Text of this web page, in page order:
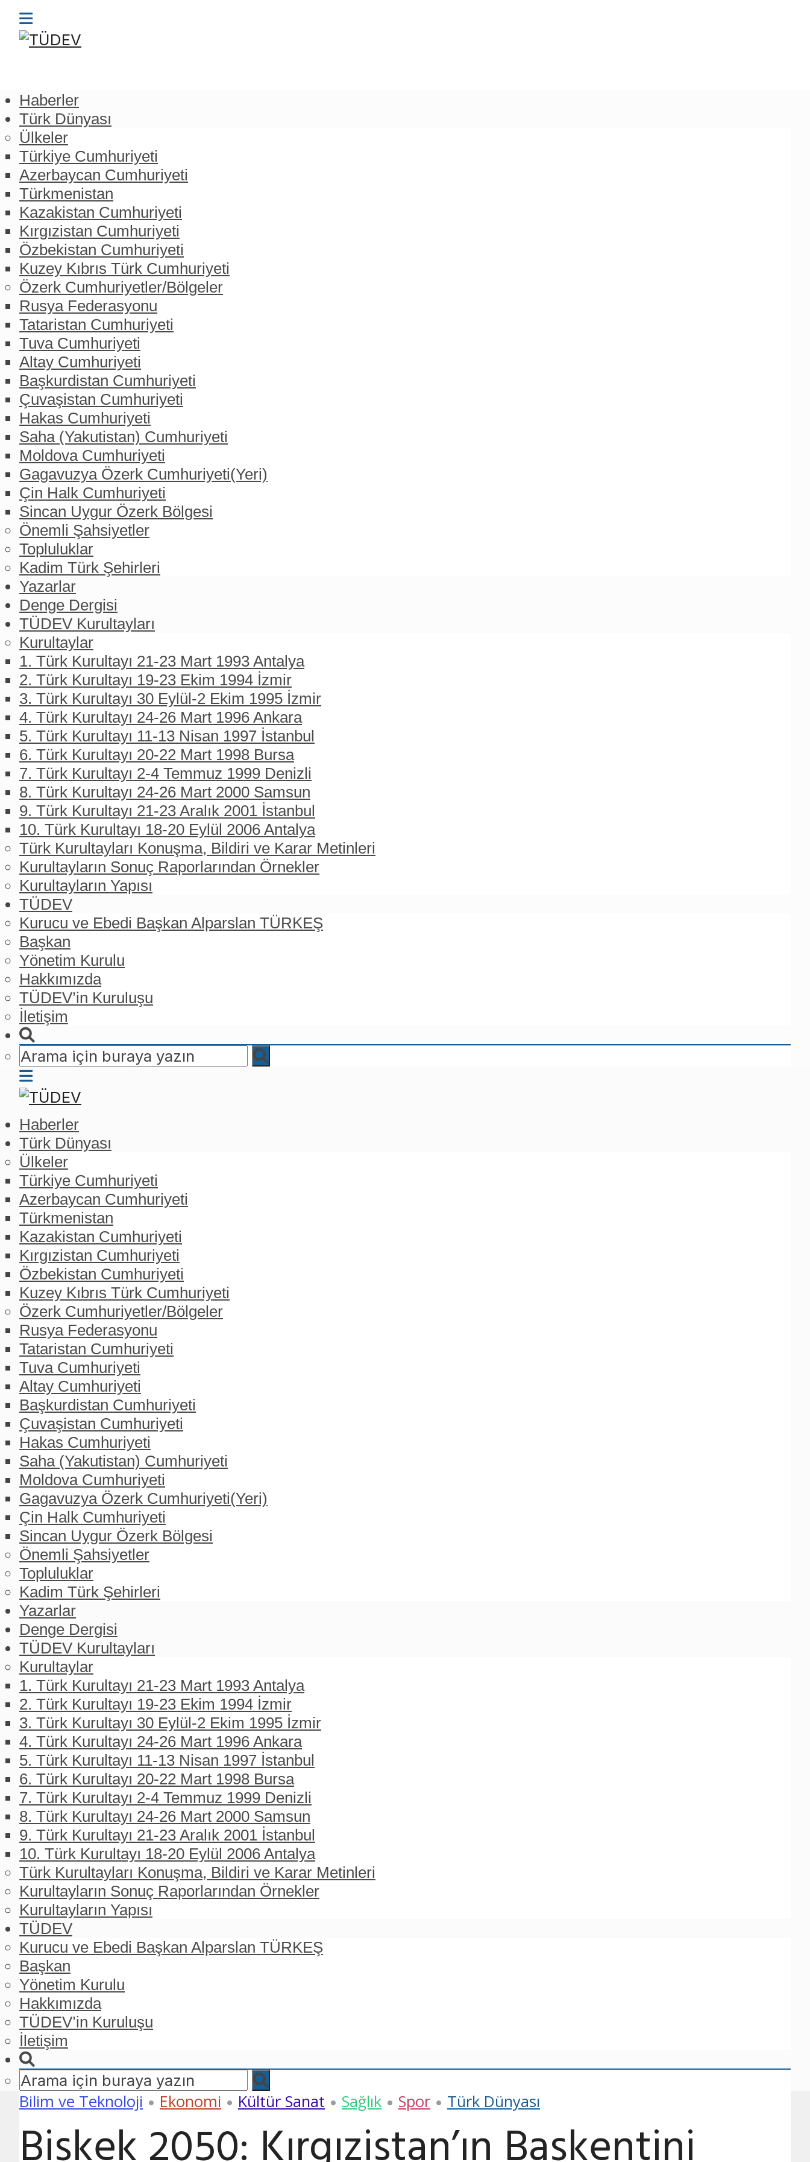
Haberler
Türk Dünyası
Ülkeler
Türkiye Cumhuriyeti
Azerbaycan Cumhuriyeti
Türkmenistan
Kazakistan Cumhuriyeti
Kırgızistan Cumhuriyeti
Özbekistan Cumhuriyeti
Kuzey Kıbrıs Türk Cumhuriyeti
Özerk Cumhuriyetler/Bölgeler
Rusya Federasyonu
Tataristan Cumhuriyeti
Tuva Cumhuriyeti
Altay Cumhuriyeti
Başkurdistan Cumhuriyeti
Çuvaşistan Cumhuriyeti
Hakas Cumhuriyeti
Saha (Yakutistan) Cumhuriyeti
Moldova Cumhuriyeti
Gagavuzya Özerk Cumhuriyeti(Yeri)
Çin Halk Cumhuriyeti
Sincan Uygur Özerk Bölgesi
Önemli Şahsiyetler
Topluluklar
Kadim Türk Şehirleri
Yazarlar
Denge Dergisi
TÜDEV Kurultayları
Kurultaylar
1. Türk Kurultayı 21-23 Mart 1993 Antalya
2. Türk Kurultayı 19-23 Ekim 1994 İzmir
3. Türk Kurultayı 30 Eylül-2 Ekim 1995 İzmir
4. Türk Kurultayı 24-26 Mart 1996 Ankara
5. Türk Kurultayı 11-13 Nisan 1997 İstanbul
6. Türk Kurultayı 20-22 Mart 1998 Bursa
7. Türk Kurultayı 2-4 Temmuz 1999 Denizli
8. Türk Kurultayı 24-26 Mart 2000 Samsun
9. Türk Kurultayı 21-23 Aralık 2001 İstanbul
10. Türk Kurultayı 18-20 Eylül 2006 Antalya
Türk Kurultayları Konuşma, Bildiri ve Karar Metinleri
Kurultayların Sonuç Raporlarından Örnekler
Kurultayların Yapısı
TÜDEV
Kurucu ve Ebedi Başkan Alparslan TÜRKEŞ
Başkan
Yönetim Kurulu
Hakkımızda
TÜDEV’in Kuruluşu
İletişim
Haberler
Türk Dünyası
Ülkeler
Türkiye Cumhuriyeti
Azerbaycan Cumhuriyeti
Türkmenistan
Kazakistan Cumhuriyeti
Kırgızistan Cumhuriyeti
Özbekistan Cumhuriyeti
Kuzey Kıbrıs Türk Cumhuriyeti
Özerk Cumhuriyetler/Bölgeler
Rusya Federasyonu
Tataristan Cumhuriyeti
Tuva Cumhuriyeti
Altay Cumhuriyeti
Başkurdistan Cumhuriyeti
Çuvaşistan Cumhuriyeti
Hakas Cumhuriyeti
Saha (Yakutistan) Cumhuriyeti
Moldova Cumhuriyeti
Gagavuzya Özerk Cumhuriyeti(Yeri)
Çin Halk Cumhuriyeti
Sincan Uygur Özerk Bölgesi
Önemli Şahsiyetler
Topluluklar
Kadim Türk Şehirleri
Yazarlar
Denge Dergisi
TÜDEV Kurultayları
Kurultaylar
1. Türk Kurultayı 21-23 Mart 1993 Antalya
2. Türk Kurultayı 19-23 Ekim 1994 İzmir
3. Türk Kurultayı 30 Eylül-2 Ekim 1995 İzmir
4. Türk Kurultayı 24-26 Mart 1996 Ankara
5. Türk Kurultayı 11-13 Nisan 1997 İstanbul
6. Türk Kurultayı 20-22 Mart 1998 Bursa
7. Türk Kurultayı 2-4 Temmuz 1999 Denizli
8. Türk Kurultayı 24-26 Mart 2000 Samsun
9. Türk Kurultayı 21-23 Aralık 2001 İstanbul
10. Türk Kurultayı 18-20 Eylül 2006 Antalya
Türk Kurultayları Konuşma, Bildiri ve Karar Metinleri
Kurultayların Sonuç Raporlarından Örnekler
Kurultayların Yapısı
TÜDEV
Kurucu ve Ebedi Başkan Alparslan TÜRKEŞ
Başkan
Yönetim Kurulu
Hakkımızda
TÜDEV’in Kuruluşu
İletişim
Bilim ve Teknoloji • Ekonomi • Kültür Sanat • Sağlık • Spor • Türk Dünyası